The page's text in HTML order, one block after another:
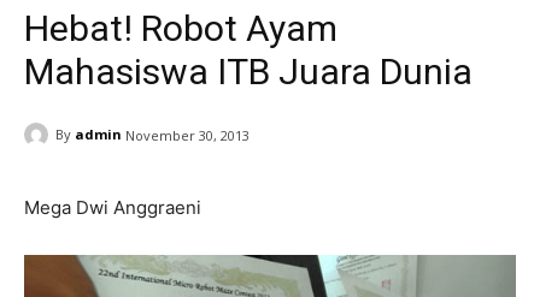
Hebat! Robot Ayam
Mahasiswa ITB Juara Dunia
By admin November 30, 2013
Mega Dwi Anggraeni